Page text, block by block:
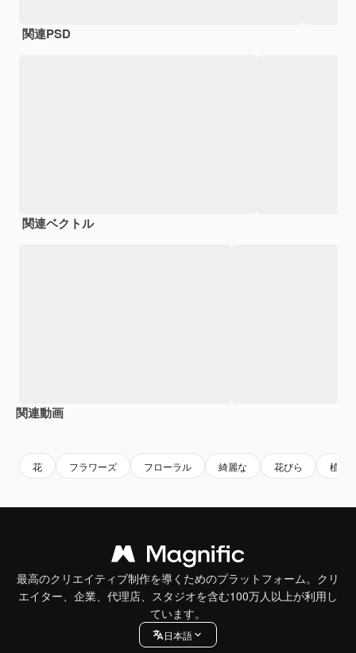
関連PSD
関連ベクトル
関連動画
花 フラワーズ フローラル 綺麗な 花びら 植物
最高のクリエイティブ制作を導くためのプラットフォーム。クリ
エイター、企業、代理店、スタジオを含む100万人以上が利用し
ています。
日本語